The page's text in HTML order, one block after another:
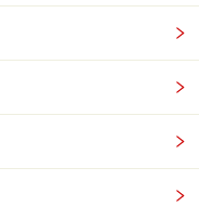
はある程度続く性質
れています。
めることになります